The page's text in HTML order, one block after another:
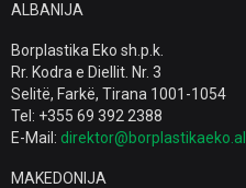
ALBANIJA
Borplastika Eko sh.p.k.
Rr. Kodra e Diellit. Nr. 3
Selitë, Farkë, Tirana 1001-1054
Tel: +355 69 392 2388
E-Mail: direktor@borplastikaeko.al
MAKEDONIJA